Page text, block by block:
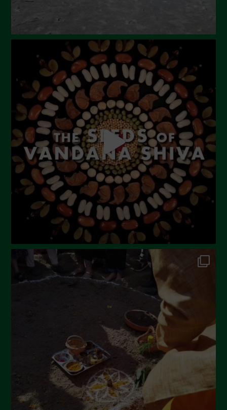
Ottobre 2023
Settembre 2023
Agosto 2023
Luglio 2023
Giugno 2023
Maggio 2023
Aprile 2023
Marzo 2023
Febbraio 2023
Dicembre 2022
Novembre 2022
Ottobre 2022
Settembre 2022
Aprile 2022
Febbraio 2022